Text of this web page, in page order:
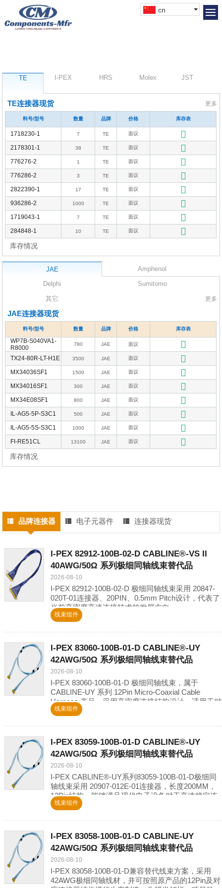
cn
TE I-PEX HRS Molex JST
更多
TE连接器现货
料号/型号 数量 品牌 价格 库存表
1718230-1 7 TE 面议
2178301-1 38 TE 面议
776276-2 1 TE 面议
776286-2 3 TE 面议
2822390-1 17 TE 面议
936286-2 1000 TE 面议
1719043-1 7 TE 面议
284848-1 10 TE 面议
库存情况
JAE
Amphenol
Delphi
Sumitomo
其它
更多
JAE连接器现货
料号/型号 数量 品牌 价格 库存表
WP7B-S040VA1-
R8000
780 JAE 面议
TX24-80R-LT-H1E 3500 JAE 面议
MX34036SF1 1500 JAE 面议
MX34016SF1 300 JAE 面议
MX34E08SF1 800 JAE 面议
IL-AG5-5P-S3C1 500 JAE 面议
IL-AG5-5S-S3C1 1000 JAE 面议
FI-RE51CL 13100 JAE 面议
库存情况
品牌连接器 电子元器件 连接器现货
I-PEX 82912-100B-02-D CABLINE®-VS II
40AWG/50Ω 系列极细同轴线束替代品
2026-08-10
I-PEX 82912-100B-02-D 极细同轴线束采用 20847-
020T-01连接器、20PIN、0.5mm Pitch设计，代表了
当前高密度高速连接技术的发展方向。
线束组件
I-PEX 83060-100B-01-D CABLINE®-UY
42AWG/50Ω 系列极细同轴线束替代品
2026-08-10
I-PEX 83060-100B-01-D 极细同轴线束，属于
CABLINE-UY 系列 12Pin Micro-Coaxial Cable
Harness 产品，采用高密度连接结构设计，适用于对
空线束组件
I-PEX 83059-100B-01-D CABLINE®-UY
42AWG/50Ω 系列极细同轴线束替代品
2026-08-10
I-PEX CABLINE®-UY系列83059-100B-01-D极细同
轴线束采用 20907-012E-01连接器，长度200MM，
12Pin结构，能够满足现代电子设备对于高速稳定连
接的需求。
线束组件
I-PEX 83058-100B-01-D CABLINE-UY
42AWG/50Ω 系列极细同轴线束替代品
2026-08-10
I-PEX 83058-100B-01-D兼容替代线束方案，采用
42AWG极细同轴线材，并可按照原产品的12Pin及对